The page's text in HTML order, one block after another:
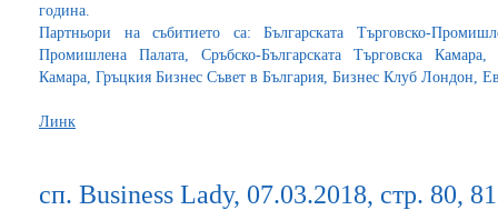
година.
Партньори на събитието са: Българската Търговско-
Промишлена Палата, Сръбско-Българската Търговска Камара,
Камара, Гръцкия Бизнес Съвет в България, Бизнес Клуб Лондон,
Линк
сп. Business Lady, 07.03.2018, стр. 80,